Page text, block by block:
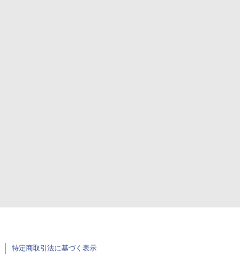
特定商取引法に基づく表示